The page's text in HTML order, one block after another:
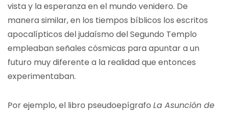
vista y la esperanza en el mundo venidero. De
manera similar, en los tiempos bíblicos los escritos
apocalípticos del judaísmo del Segundo Templo
empleaban señales cósmicas para apuntar a un
futuro muy diferente a la realidad que entonces
experimentaban.
Por ejemplo, el libro pseudoepígrafo La Asunción de